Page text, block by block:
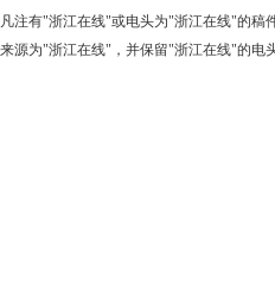
凡注有"浙江在线"或电头为"浙江在线"的稿
来源为"浙江在线"，并保留"浙江在线"的电头